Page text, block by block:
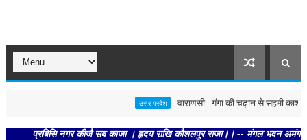
उत्तर-प्रदेश वाराणसी : गंगा की चढ़ान से सहमी काशी : छूने
प्रबिसि नगर कीजै सब काजा । हृदय राखि कौशलपुर राजा।। -- मंगल भवन अमंगल